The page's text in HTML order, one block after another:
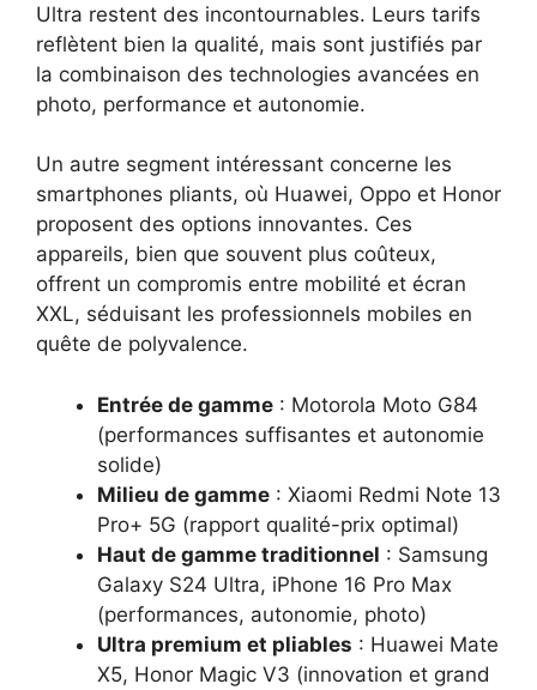
Ultra restent des incontournables. Leurs tarifs
reflètent bien la qualité, mais sont justifiés par
la combinaison des technologies avancées en
photo, performance et autonomie.
Un autre segment intéressant concerne les
smartphones pliants, où Huawei, Oppo et Honor
proposent des options innovantes. Ces
appareils, bien que souvent plus coûteux,
offrent un compromis entre mobilité et écran
XXL, séduisant les professionnels mobiles en
quête de polyvalence.
Entrée de gamme : Motorola Moto G84
(performances suffisantes et autonomie
solide)
Milieu de gamme : Xiaomi Redmi Note 13
Pro+ 5G (rapport qualité-prix optimal)
Haut de gamme traditionnel : Samsung
Galaxy S24 Ultra, iPhone 16 Pro Max
(performances, autonomie, photo)
Ultra premium et pliables : Huawei Mate
X5, Honor Magic V3 (innovation et grand